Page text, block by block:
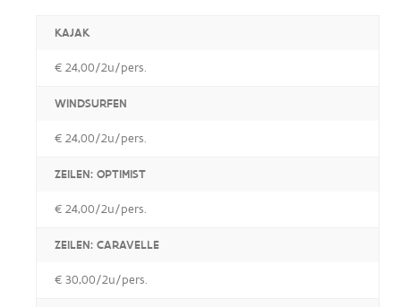
KAJAK
€ 24,00/2u/pers.
WINDSURFEN
€ 24,00/2u/pers.
ZEILEN: OPTIMIST
€ 24,00/2u/pers.
ZEILEN: CARAVELLE
€ 30,00/2u/pers.